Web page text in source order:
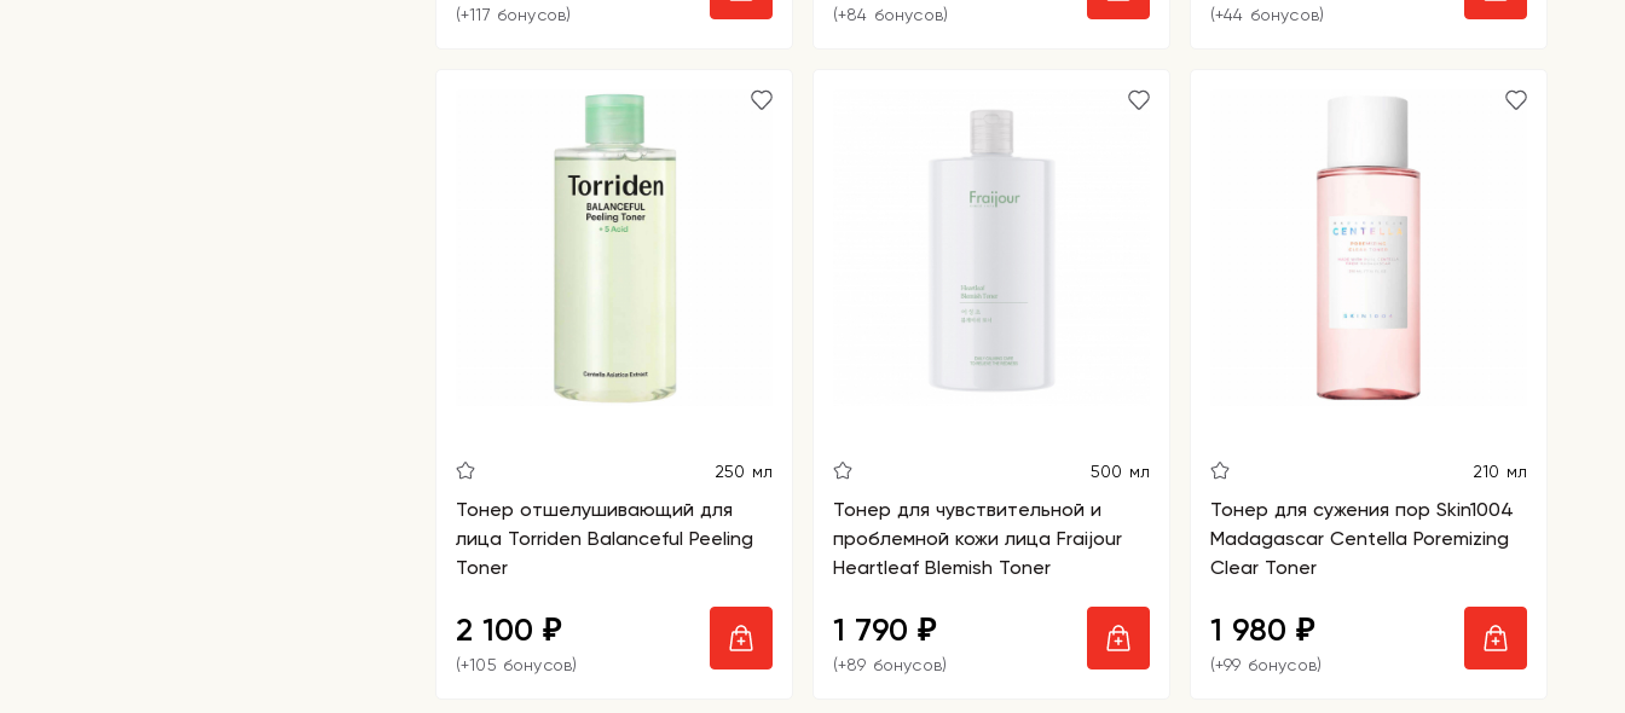
(+117 бонусов) (+84 бонусов) (+44 бонусов)
250 мл
Тонер отшелушивающий для
лица Torriden Balanceful Peeling
Toner
2 100 ₽
(+105 бонусов)
500 мл
Тонер для чувствительной и
проблемной кожи лица Fraijour
Heartleaf Blemish Toner
1 790 ₽
(+89 бонусов)
210 мл
Тонер для сужения пор Skin1004
Madagascar Centella Poremizing
Clear Toner
1 980 ₽
(+99 бонусов)